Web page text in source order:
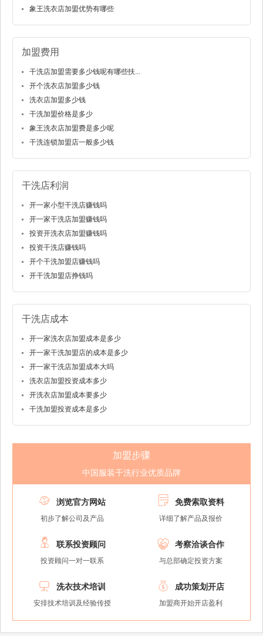
象王洗衣店加盟优势有哪些
加盟费用
干洗店加盟需要多少钱呢有哪些扶...
开个洗衣店加盟多少钱
洗衣店加盟多少钱
干洗加盟价格是多少
象王洗衣店加盟费是多少呢
干洗连锁加盟店一般多少钱
干洗店利润
开一家小型干洗店赚钱吗
开一家干洗店加盟赚钱吗
投资开洗衣店加盟赚钱吗
投资干洗店赚钱吗
开个干洗加盟店赚钱吗
开干洗加盟店挣钱吗
干洗店成本
开一家洗衣店加盟成本是多少
开一家干洗加盟店的成本是多少
开一家干洗店加盟成本大吗
洗衣店加盟投资成本多少
开洗衣店加盟成本要多少
干洗加盟投资成本是多少
加盟步骤
中国服装干洗行业优质品牌
 浏览官方网站
初步了解公司及产品
 免费索取资料
详细了解产品及报价
 联系投资顾问
投资顾问一对一联系
 考察洽谈合作
与总部确定投资方案
 洗衣技术培训
安排技术培训及经验传授
 成功策划开店
加盟商开始开店盈利